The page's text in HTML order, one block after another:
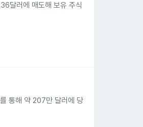
달러에 매도해 보유 주식
통해 약 207만 달러에 당